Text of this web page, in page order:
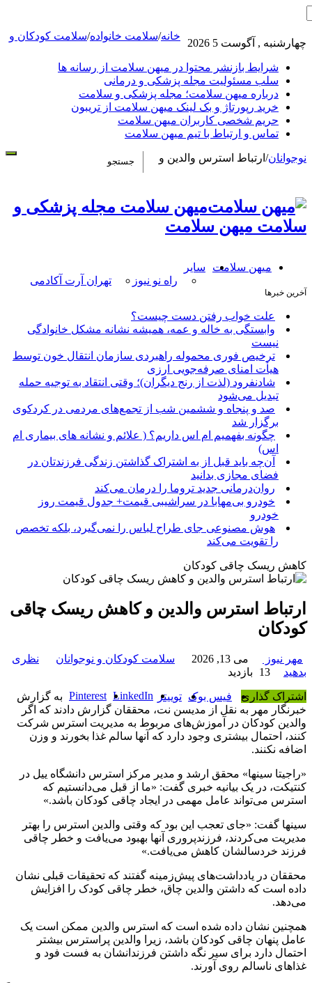
چهارشنبه , آگوست 5 2026
شرایط بازنشر محتوا در میهن سلامت از رسانه ها
سلب مسئولیت مجله پزشکی و درمانی
درباره میهن سلامت؛ مجله پزشکی و سلامت
خرید رپورتاژ و بک لینک میهن سلامت از تریبون
حریم شخصی کاربران میهن سلامت
تماس و ارتباط با تیم میهن سلامت
میهن سلامت مجله پزشکی و
سلامت میهن سلامت
میهن سلامت
سایر
راه نو نیوز
تهران آرت آکادمی
آخرین خبرها
علت خواب رفتن دست چیست؟
وابستگی به خاله و عمه، همیشه نشانه مشکل خانوادگی
نیست
ترخیص فوری محموله راهبردی سازمان انتقال خون توسط
هیأت امنای صرفه‌جویی ارزی
شادنفرود (لذت از رنج دیگران)؛ وقتی انتقاد به توجیه حمله
تبدیل می‌شود
صد و پنجاه‌ و ششمین شب از تجمع‌های مردمی در کردکوی
برگزار شد
چگونه بفهمیم ام اس داریم؟ ( علائم و نشانه های بیماری ام
اس)
آن‌چه باید قبل از به اشتراک گذاشتن زندگی فرزندتان در
فضای مجازی بدانید
روان‌درمانی جدید تروما را درمان می‌کند
خودرو بی‌مهابا در سراشیبی قیمت+ جدول قیمت روز
خودرو
هوش مصنوعی جای طراح لباس را نمی‌گیرد، بلکه تخصص
را تقویت می‌کند
خانه/سلامت خانواده/سلامت کودکان و
نوجوانان/ ارتباط استرس والدین و
کاهش ریسک چاقی کودکان
ارتباط استرس والدین و کاهش ریسک چاقی
کودکان
مهر نیوز می 13, 2026 سلامت کودکان و نوجوانان
نظری
بدهید
13 بازدید
اشتراک گذاری فیس بوک توییتر LinkedIn
Pinterest به گزارش
خبرنگار مهر به نقل از مدیسن نت، محققان گزارش دادند که اگر
والدین کودکان در آموزش‌های مربوط به مدیریت استرس شرکت
کنند، احتمال بیشتری وجود دارد که آنها سالم غذا بخورند و وزن
اضافه نکنند.
«راجیتا سینها» محقق ارشد و مدیر مرکز استرس دانشگاه ‌ییل در
کنتیکت، در یک بیانیه خبری گفت: «ما از قبل می‌دانستیم که
استرس می‌تواند عامل مهمی در ایجاد چاقی کودکان باشد.»
سینها گفت: «جای تعجب این بود که وقتی والدین استرس را بهتر
مدیریت می‌کردند، فرزندپروری آنها بهبود می‌یافت و خطر چاقی
فرزند خردسالشان کاهش می‌یافت.»
محققان در یادداشت‌های پیش‌زمینه گفتند که تحقیقات قبلی نشان
داده است که داشتن والدین چاق، خطر چاقی کودک را افزایش
می‌دهد.
همچنین نشان داده شده است که استرس والدین ممکن است یک
عامل پنهان چاقی کودکان باشد، زیرا والدین پراسترس بیشتر
احتمال دارد برای سیر نگه داشتن فرزندانشان به فست فود و
غذاهای ناسالم روی آورند.